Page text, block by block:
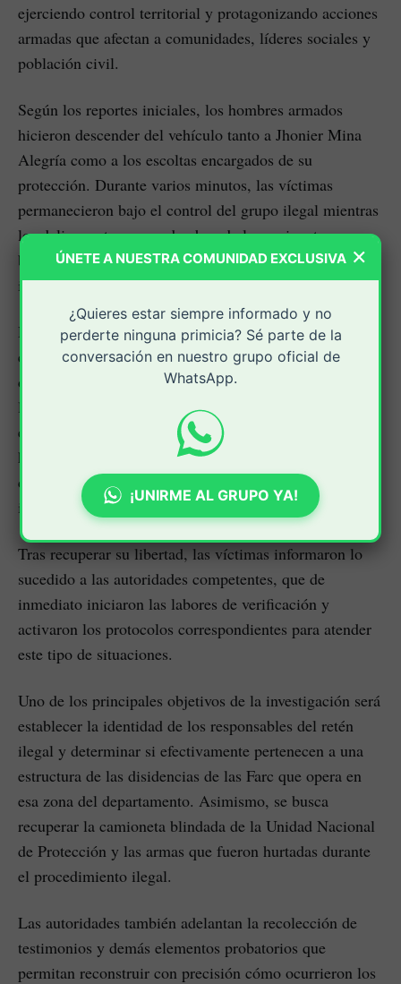
ejerciendo control territorial y protagonizando acciones
armadas que afectan a comunidades, líderes sociales y
población civil.
Según los reportes iniciales, los hombres armados
hicieron descender del vehículo tanto a Jhonier Mina
Alegría como a los escoltas encargados de su
protección. Durante varios minutos, las víctimas
permanecieron bajo el control del grupo ilegal mientras
los delincuentes se apoderaban de la camioneta
blindada y de las armas de dotación que portaban los
integrantes del esquema de seguridad.
Pese a la gravedad de la situación, se conoció que el
exgobernador indígena y los miembros de su esquema
de protección fueron dejados posteriormente en
libertad. Las autoridades señalaron que ninguno de
ellos presentó lesiones físicas como consecuencia del
hecho, aunque el episodio generó preocupación por las
condiciones de seguridad que enfrentan los líderes
indígenas y sociales en esta región del país.
Tras recuperar su libertad, las víctimas informaron lo
sucedido a las autoridades competentes, que de
inmediato iniciaron las labores de verificación y
activaron los protocolos correspondientes para atender
este tipo de situaciones.
Uno de los principales objetivos de la investigación será
establecer la identidad de los responsables del retén
ilegal y determinar si efectivamente pertenecen a una
estructura de las disidencias de las Farc que opera en
esa zona del departamento. Asimismo, se busca
recuperar la camioneta blindada de la Unidad Nacional
de Protección y las armas que fueron hurtadas durante
el procedimiento ilegal.
Las autoridades también adelantan la recolección de
testimonios y demás elementos probatorios que
permitan reconstruir con precisión cómo ocurrieron los
×
ÚNETE A NUESTRA COMUNIDAD EXCLUSIVA
¿Quieres estar siempre informado y no
perderte ninguna primicia? Sé parte de la
conversación en nuestro grupo oficial de
WhatsApp.
¡UNIRME AL GRUPO YA!